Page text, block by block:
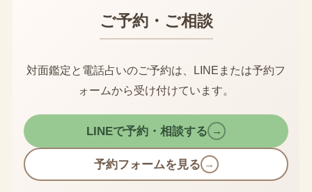
ご予約・ご相談
対面鑑定と電話占いのご予約は、LINEまたは予約フ
ォームから受け付けています。
LINEで予約・相談する →
予約フォームを見る →